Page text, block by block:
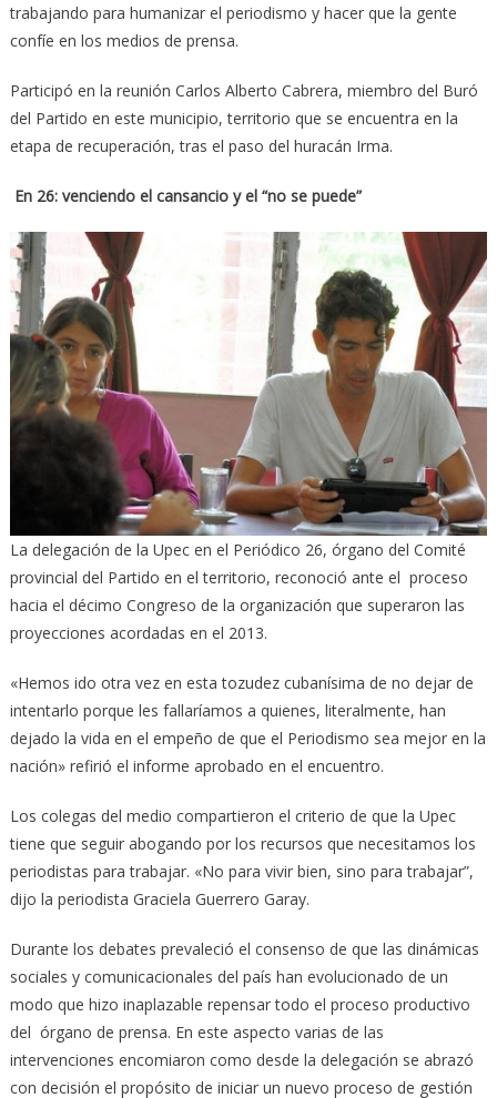
trabajando para humanizar el periodismo y hacer que la gente
confíe en los medios de prensa.
Participó en la reunión Carlos Alberto Cabrera, miembro del Buró
del Partido en este municipio, territorio que se encuentra en la
etapa de recuperación, tras el paso del huracán Irma.
En 26: venciendo el cansancio y el “no se puede”
La delegación de la Upec en el Periódico 26, órgano del Comité
provincial del Partido en el territorio, reconoció ante el proceso
hacia el décimo Congreso de la organización que superaron las
proyecciones acordadas en el 2013.
«Hemos ido otra vez en esta tozudez cubanísima de no dejar de
intentarlo porque les fallaríamos a quienes, literalmente, han
dejado la vida en el empeño de que el Periodismo sea mejor en la
nación» refirió el informe aprobado en el encuentro.
Los colegas del medio compartieron el criterio de que la Upec
tiene que seguir abogando por los recursos que necesitamos los
periodistas para trabajar. «No para vivir bien, sino para trabajar”,
dijo la periodista Graciela Guerrero Garay.
Durante los debates prevaleció el consenso de que las dinámicas
sociales y comunicacionales del país han evolucionado de un
modo que hizo inaplazable repensar todo el proceso productivo
del órgano de prensa. En este aspecto varias de las
intervenciones encomiaron como desde la delegación se abrazó
con decisión el propósito de iniciar un nuevo proceso de gestión